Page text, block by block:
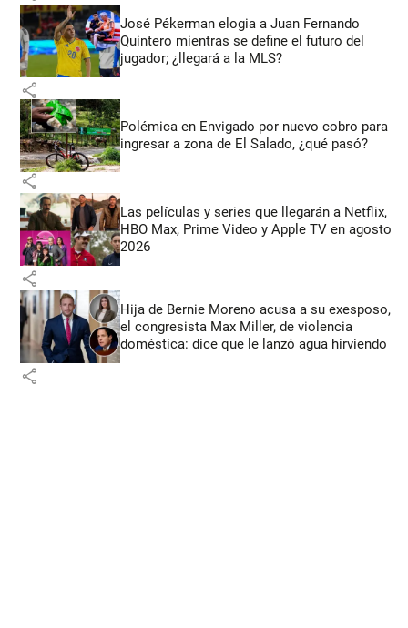
José Pékerman elogia a Juan Fernando
Quintero mientras se define el futuro del
jugador; ¿llegará a la MLS?
share
Polémica en Envigado por nuevo cobro para
ingresar a zona de El Salado, ¿qué pasó?
share
Las películas y series que llegarán a Netflix,
HBO Max, Prime Video y Apple TV en agosto
2026
share
Hija de Bernie Moreno acusa a su exesposo,
el congresista Max Miller, de violencia
doméstica: dice que le lanzó agua hirviendo
share